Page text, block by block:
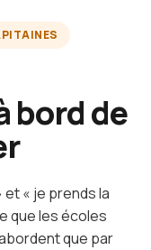
bord de
« je prends la
que les écoles
que par